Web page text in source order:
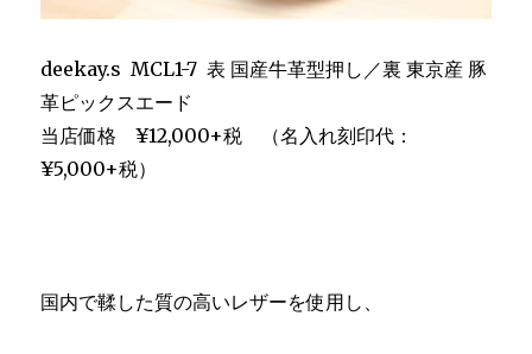
deekay.s MCL1-7 表 国産牛革型押し／裏 東京産 豚
革ピックスエード
当店価格 ¥12,000+税 （名入れ刻印代：
¥5,000+税）
国内で鞣した質の高いレザーを使用し、